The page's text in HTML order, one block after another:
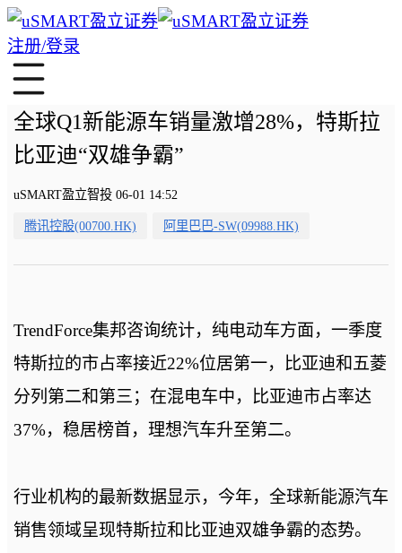
注册/登录
全球Q1新能源车销量激增28%，特斯拉
比亚迪“双雄争霸”
uSMART盈立智投 06-01 14:52
腾讯控股(00700.HK) 阿里巴巴-SW(09988.HK)
TrendForce集邦咨询统计，纯电动车方面，一季度
特斯拉的市占率接近22%位居第一，比亚迪和五菱
分列第二和第三；在混电车中，比亚迪市占率达
37%，稳居榜首，理想汽车升至第二。
行业机构的最新数据显示，今年，全球新能源汽车
销售领域呈现特斯拉和比亚迪双雄争霸的态势。